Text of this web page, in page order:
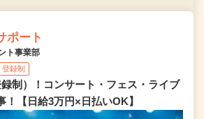
ポート
ト事業部
登録制
制）！コンサート・フェス・ライブ
！【日給3万円×日払いOK】